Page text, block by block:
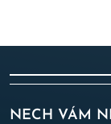
NECH VÁM